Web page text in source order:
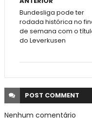
Bundesliga pode ter
rodada histórica no
de semana com o
do Leverkusen
POST COMMENT
Nenhum comentário